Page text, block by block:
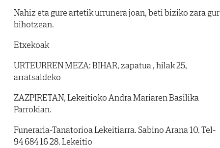
Nahiz eta gure artetik urrunera joan, beti biziko zara
bihotzean.
Etxekoak
URTEURREN MEZA: BIHAR, zapatua , hilak 25,
arratsaldeko
ZAZPIRETAN, Lekeitioko Andra Mariaren Basilika
Parrokian.
Funeraria-Tanatorioa Lekeitiarra. Sabino Arana 10. Tel-
94 684 16 28. Lekeitio